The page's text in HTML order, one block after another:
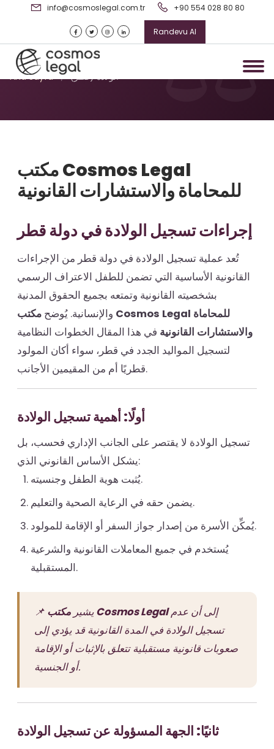
info@cosmoslegal.com.tr +90 554 028 80 80
Randevu Al
الولادة (قطر)
Ana Sayfa / الولادة (قطر)
مكتب Cosmos Legal
للمحاماة والاستشارات القانونية
إجراءات تسجيل الولادة في دولة قطر
تُعد عملية تسجيل الولادة في دولة قطر من الإجراءات
القانونية الأساسية التي تضمن للطفل الاعتراف الرسمي
بشخصيته القانونية وتمتعه بجميع الحقوق المدنية
والإنسانية. يُوضح مكتب Cosmos Legal للمحاماة
والاستشارات القانونية في هذا المقال الخطوات النظامية
لتسجيل المواليد الجدد في قطر، سواء أكان المولود
قطريًا أم من المقيمين الأجانب.
أولًا: أهمية تسجيل الولادة
تسجيل الولادة لا يقتصر على الجانب الإداري فحسب، بل
يشكل الأساس القانوني الذي:
يُثبت هوية الطفل وجنسيته.
يضمن حقه في الرعاية الصحية والتعليم.
يُمكِّن الأسرة من إصدار جواز السفر أو الإقامة للمولود.
يُستخدم في جميع المعاملات القانونية والشرعية
المستقبلية.
📌 يشيرمكتب Cosmos Legalإلى أن عدم
تسجيل الولادة في المدة القانونية قد يؤدي إلى
صعوبات قانونية مستقبلية تتعلق بالإثبات أو الإقامة
أو الجنسية.
ثانيًا: الجهة المسؤولة عن تسجيل الولادة